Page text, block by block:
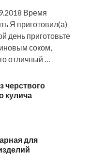
Время
Я приготовил(а)
день приготовьте
соком,
отличный …
черствого
кулича
для